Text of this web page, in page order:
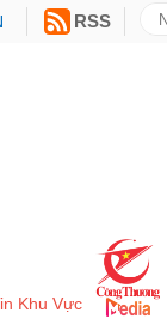
RSS
Khu Vực